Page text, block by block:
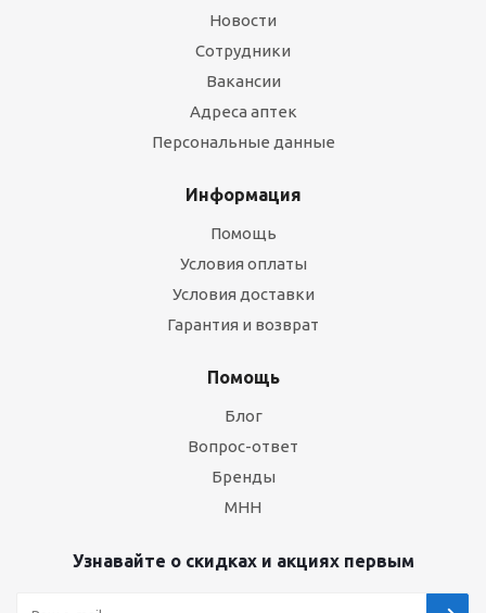
Новости
Сотрудники
Вакансии
Адреса аптек
Персональные данные
Информация
Помощь
Условия оплаты
Условия доставки
Гарантия и возврат
Помощь
Блог
Вопрос-ответ
Бренды
МНН
Узнавайте о скидках и акциях первым